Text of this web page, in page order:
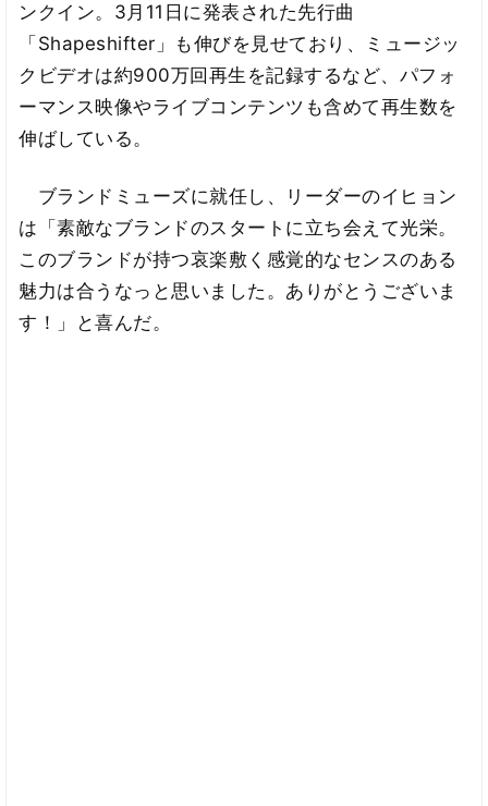
ンクイン。3月11日に発表された先行曲
「Shapeshifter」も伸びを見せており、ミュージッ
クビデオは約900万回再生を記録するなど、パフォ
ーマンス映像やライブコンテンツも含めて再生数を
伸ばしている。
ブランドミューズに就任し、リーダーのイヒョン
は「素敵なブランドのスタートに立ち会えて光栄。
このブランドが持つ哀楽敷く感覚的なセンスのある
魅力は合うなっと思いました。ありがとうございま
す！」と喜んだ。